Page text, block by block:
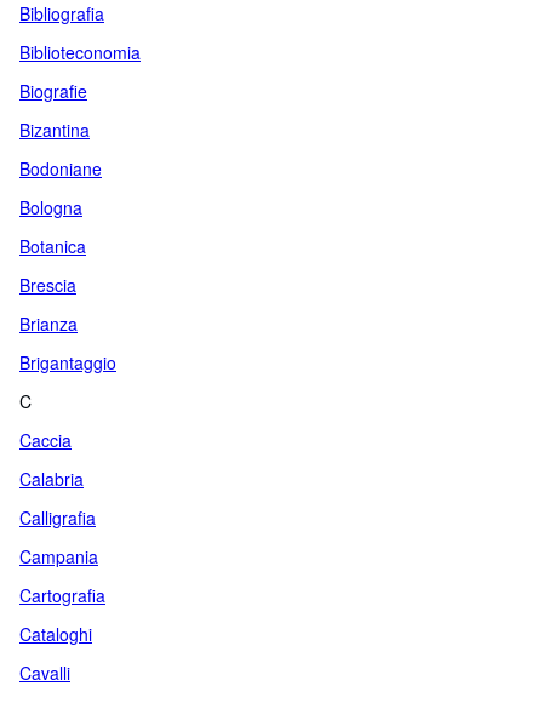
Bibliografia
Biblioteconomia
Biografie
Bizantina
Bodoniane
Bologna
Botanica
Brescia
Brianza
Brigantaggio
C
Caccia
Calabria
Calligrafia
Campania
Cartografia
Cataloghi
Cavalli